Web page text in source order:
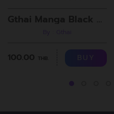
BUY